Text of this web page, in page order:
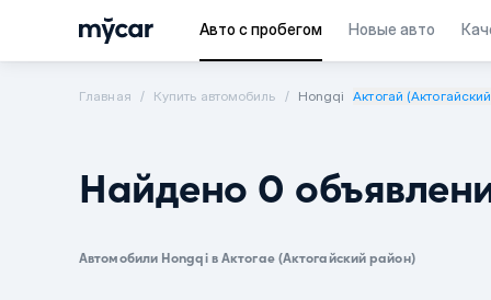
Авто с пробегом Новые авто
Главная Купить автомобиль Hongqi Актогай
Найдено 0
Автомобили Hongqi в Актогае (Актогайский район)